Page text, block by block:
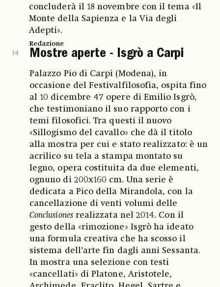
concluderà il 18 novembre con il tema «Il
Monte della Sapienza e la Via degli
Adepti».
Redazione
14
Mostre aperte - Isgrò a Carpi
Palazzo Pio di Carpi (Modena), in
occasione del Festivalfilosofia, ospita fino
al 10 dicembre 47 opere di Emilio Isgrò,
che testimoniano il suo rapporto con i
temi filosofici. Tra questi il nuovo
«Sillogismo del cavallo» che dà il titolo
alla mostra per cui e stato realizzato: è un
acrilico su tela a stampa montato su
legno, opera costituita da due elementi,
ognuno di 200x160 cm. Una serie è
dedicata a Pico della Mirandola, con la
cancellazione di venti volumi delle
Conclusionesrealizzata nel 2014. Con il
gesto della «rimozione» Isgrò ha ideato
una formula creativa che ha scosso il
sistema dell’arte fin dagli anni Sessanta.
In mostra una selezione con testi
«cancellati» di Platone, Aristotele,